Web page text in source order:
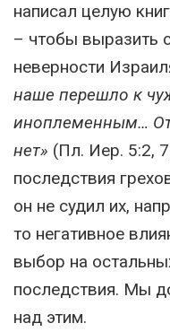
написал целую
– чтобы выразить
неверности
наше перешло к
иноплеменным…
нет» (Пл. Иер. 5:2,
последствия
он не судил их,
то негативное
выбор на
последствия. Мы
над этим.